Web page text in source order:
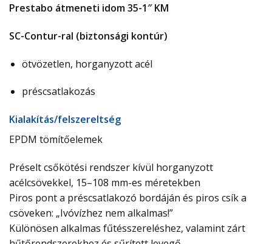
Prestabo átmeneti idom 35-1″ KM
SC-Contur-ral (biztonsági kontúr)
ötvözetlen, horganyzott acél
préscsatlakozás
Ki­ala­kí­tás/­fel­sze­relt­ség
EPDM tömítőelemek
Préselt csőkötési rendszer kívül horganyzott
acélcsövekkel, 15–108 mm-es méretekben
Piros pont a préscsatlakozó bordáján és piros csík a
csöveken: „Ivóvízhez nem alkalmas!”
Különösen alkalmas fűtésszereléshez, valamint zárt